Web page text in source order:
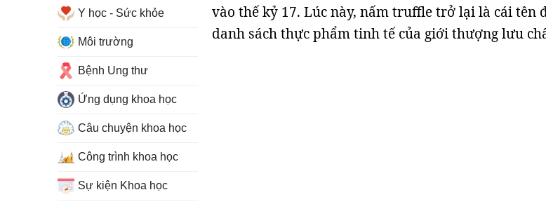
vào thế kỷ 17. Lúc này, nấm truffle trở lại là cái tên
danh sách thực phẩm tinh tế của giới thượng lưu
Y học - Sức khỏe
Môi trường
Bệnh Ung thư
Ứng dụng khoa học
Câu chuyện khoa học
Công trình khoa học
Sự kiện Khoa học